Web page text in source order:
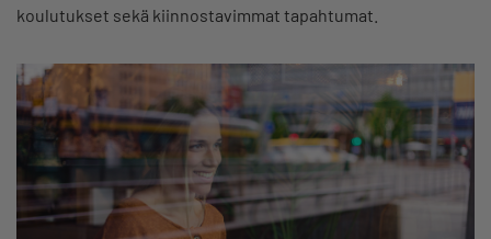
koulutukset sekä kiinnostavimmat tapahtumat.